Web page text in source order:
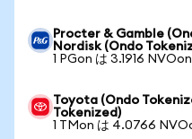
Procter & Gamble
Nordisk (Ondo
1 PGon は 3.1916
Toyota (Ondo
Tokenized)
1 TMon は 4.0766